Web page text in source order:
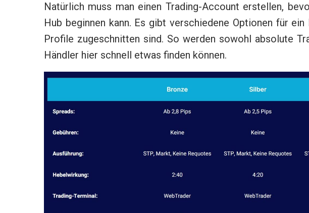
Natürlich muss man einen Trading-Account erstellen,
Hub beginnen kann. Es gibt verschiedene Optionen für
Profile zugeschnitten sind. So werden sowohl absolute
Händler hier schnell etwas finden können.